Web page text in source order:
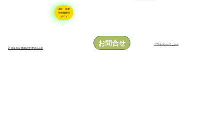
浜松・浜名
湖教育旅行
ガイド
© 2026 by 特例認定NPO法人耕
お問合せ プライバシーポリシー